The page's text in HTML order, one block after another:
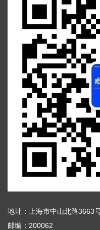
地址：上海市中山北路3663
邮编：200062